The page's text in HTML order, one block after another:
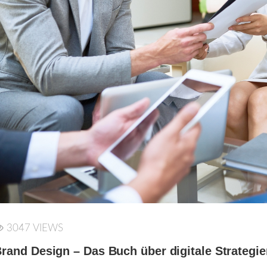
3047 VIEWS
Design – Das Buch über digitale